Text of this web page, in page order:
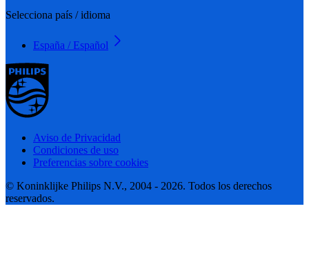
Selecciona país / idioma
España / Español
Aviso de Privacidad
Condiciones de uso
Preferencias sobre cookies
© Koninklijke Philips N.V., 2004 - 2026. Todos los derechos
reservados.